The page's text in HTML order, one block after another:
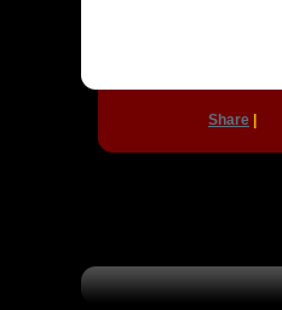
Share